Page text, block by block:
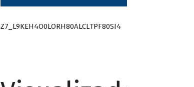
Z7_L9KEH4O0LORH80ALCLTPF80SI4